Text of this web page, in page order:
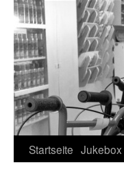
Startseite Jukebox